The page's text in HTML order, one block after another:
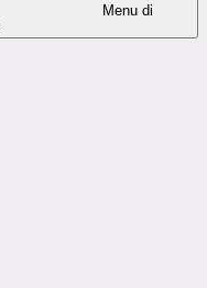
Menu di